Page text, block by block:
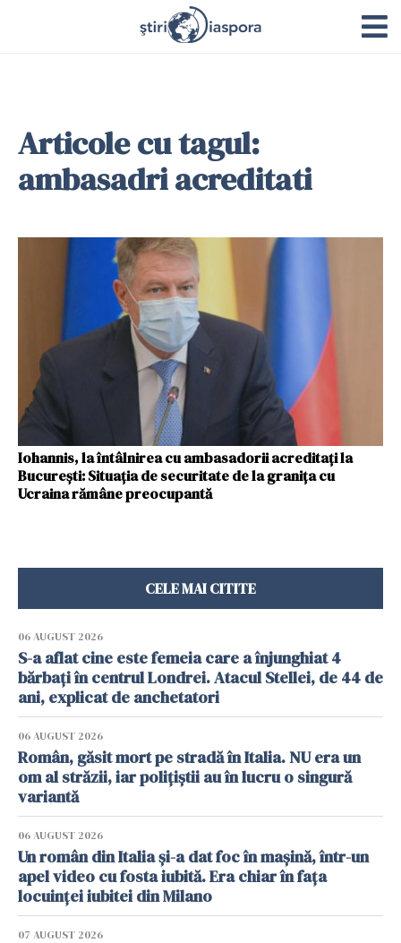
Articole cu tagul:
ambasadri acreditati
Iohannis, la întâlnirea cu ambasadorii acreditați la
București: Situația de securitate de la granița cu
Ucraina rămâne preocupantă
CELE MAI CITITE
06 AUGUST 2026
S-a aflat cine este femeia care a înjunghiat 4
bărbați în centrul Londrei. Atacul Stellei, de 44 de
ani, explicat de anchetatori
06 AUGUST 2026
Român, găsit mort pe stradă în Italia. NU era un
om al străzii, iar polițiștii au în lucru o singură
variantă
06 AUGUST 2026
Un român din Italia și-a dat foc în mașină, într-un
apel video cu fosta iubită. Era chiar în fața
locuinței iubitei din Milano
07 AUGUST 2026